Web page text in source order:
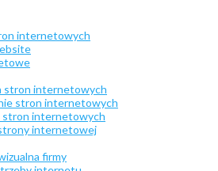
internetowych
stron internetowych
stron internetowych
stron internetowych
internetowej
firmy